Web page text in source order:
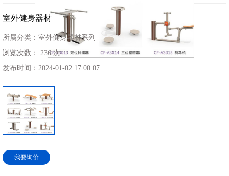
室外健身器材
所属分类： 室外健身器材系列
浏览次数：
236 次
发布时间： 2024-01-02 17:00:07
我要询价